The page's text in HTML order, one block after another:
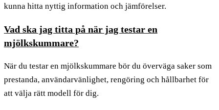
kunna hitta nyttig information och jämförelser.
Vad ska jag titta på när jag testar en
mjölkskummare?
När du testar en mjölkskummare bör du överväga saker som
prestanda, användarvänlighet, rengöring och hållbarhet för
att välja rätt modell för dig.